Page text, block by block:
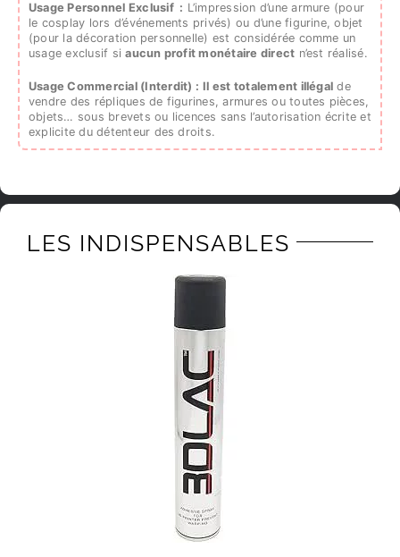
Usage Personnel Exclusif : L’impression d’une armure (pour
le cosplay lors d’événements privés) ou d’une figurine, objet
(pour la décoration personnelle) est considérée comme un
usage exclusif siaucun profit monétaire direct n’est réalisé.
Usage Commercial (Interdit) : Il est totalement illégal de
vendre des répliques de figurines, armures ou toutes pièces,
objets… sous brevets ou licences sans l’autorisation écrite et
explicite du détenteur des droits.
LES INDISPENSABLES